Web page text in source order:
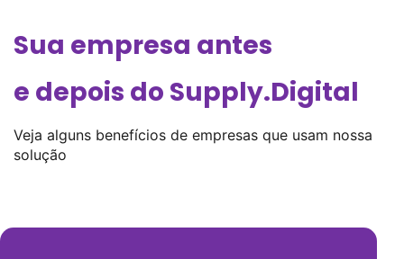
Sua empresa antes
e depois do Supply.Digital
Veja alguns benefícios de empresas que usam nossa
solução